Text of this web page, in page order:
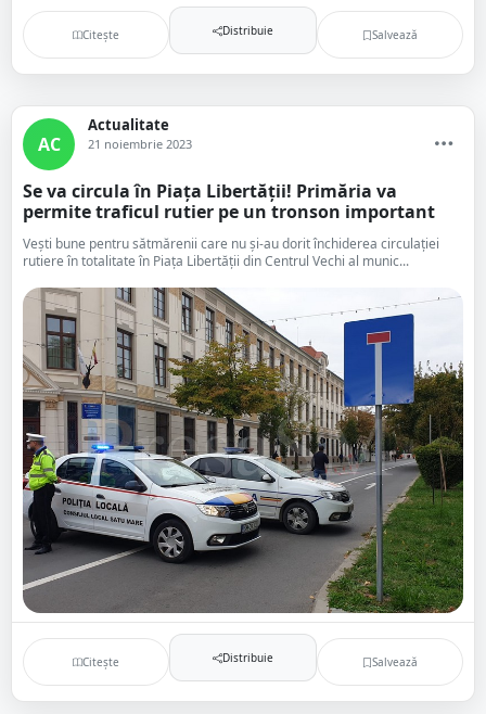
Citește Distribuie Salvează
AC
Actualitate
21 noiembrie 2023
Se va circula în Piața Libertății! Primăria va
permite traficul rutier pe un tronson important
Vești bune pentru sătmărenii care nu și-au dorit închiderea circulației
rutiere în totalitate în Piața Libertății din Centrul Vechi al munic...
Citește Distribuie Salvează